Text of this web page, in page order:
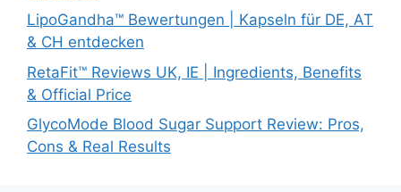
LipoGandha™ Bewertungen | Kapseln für DE, AT
& CH entdecken
RetaFit™ Reviews UK, IE | Ingredients, Benefits
& Official Price
GlycoMode Blood Sugar Support Review: Pros,
Cons & Real Results